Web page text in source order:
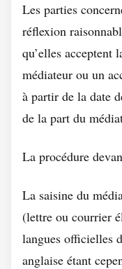
Les parties
réflexion
qu’elles acceptent
médiateur ou un
à partir de la date
de la part du
La procédure
La saisine du
(lettre ou courrier
langues officielles
anglaise étant